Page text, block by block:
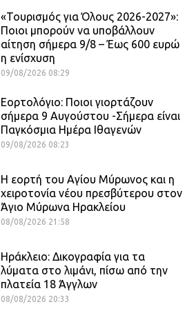
«Τουρισμός για Όλους 2026-2027»:
Ποιοι μπορούν να υποβάλλουν
αίτηση σήμερα 9/8 – Έως 600 ευρώ
η ενίσχυση
09/08/2026 08:29
Εορτολόγιο: Ποιοι γιορτάζουν
σήμερα 9 Αυγούστου -Σήμερα είναι
Παγκόσμια Ημέρα Ιθαγενών
09/08/2026 08:23
Η εορτή του Αγίου Μύρωνος και η
χειροτονία νέου πρεσβύτερου στον
Άγιο Μύρωνα Ηρακλείου
08/08/2026 21:58
Ηράκλειο: Δικογραφία για τα
λύματα στο λιμάνι, πίσω από την
πλατεία 18 Άγγλων
08/08/2026 20:33